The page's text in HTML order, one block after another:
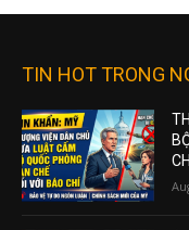
TIN HOT TRONG
CHÍ